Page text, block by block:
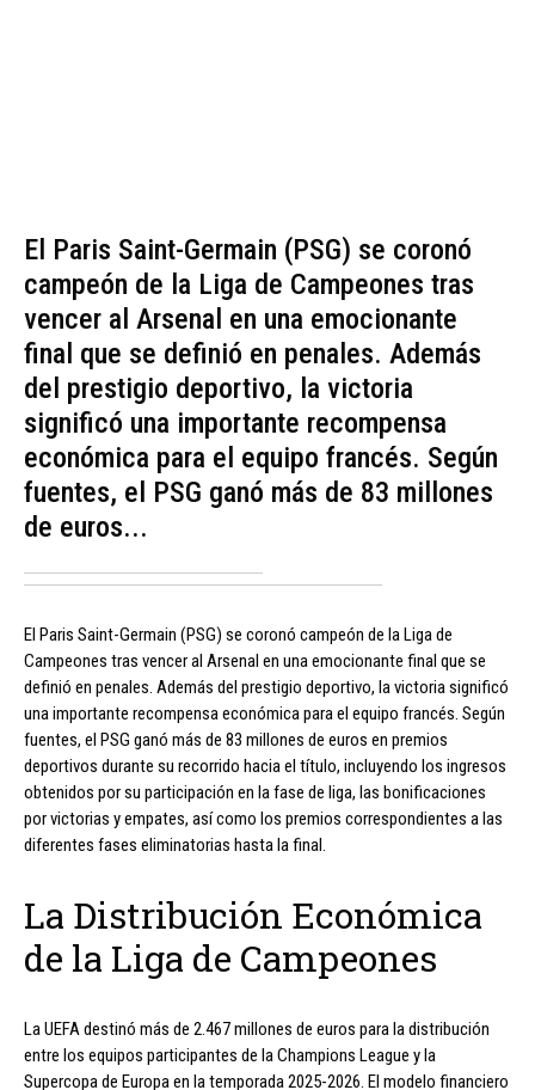
El Paris Saint-Germain (PSG) se coronó
campeón de la Liga de Campeones tras
vencer al Arsenal en una emocionante
final que se definió en penales. Además
del prestigio deportivo, la victoria
significó una importante recompensa
económica para el equipo francés. Según
fuentes, el PSG ganó más de 83 millones
de euros...
El Paris Saint-Germain (PSG) se coronó campeón de la Liga de
Campeones tras vencer al Arsenal en una emocionante final que se
definió en penales. Además del prestigio deportivo, la victoria significó
una importante recompensa económica para el equipo francés. Según
fuentes, el PSG ganó más de 83 millones de euros en premios
deportivos durante su recorrido hacia el título, incluyendo los ingresos
obtenidos por su participación en la fase de liga, las bonificaciones
por victorias y empates, así como los premios correspondientes a las
diferentes fases eliminatorias hasta la final.
La Distribución Económica
de la Liga de Campeones
La UEFA destinó más de 2.467 millones de euros para la distribución
entre los equipos participantes de la Champions League y la
Supercopa de Europa en la temporada 2025-2026. El modelo financiero